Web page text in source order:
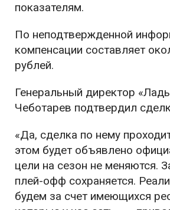
показателям.
По неподтвержденной
компенсации составляет
рублей.
Генеральный директор
Чеботарев подтвердил
«Да, сделка по нему
этом будет объявлено
цели на сезон не меняются.
плей-офф сохраняется.
будем за счет имеющихся